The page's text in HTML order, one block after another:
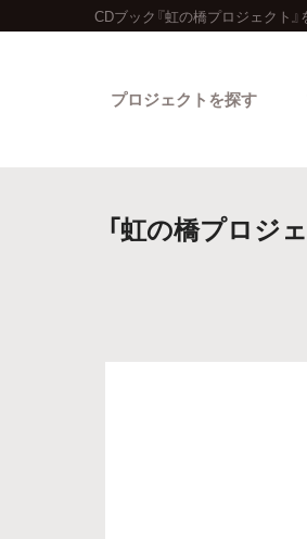
CDブック『虹の橋プロジェクト
プロジェクトを探す
「虹の橋プロジ